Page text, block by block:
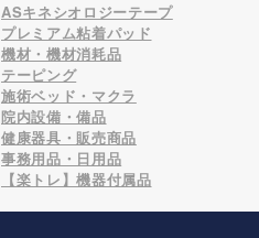
ASキネシオロジーテープ
プレミアム粘着パッド
機材・機材消耗品
テーピング
施術ベッド・マクラ
院内設備・備品
健康器具・販売商品
事務用品・日用品
【楽トレ】機器付属品